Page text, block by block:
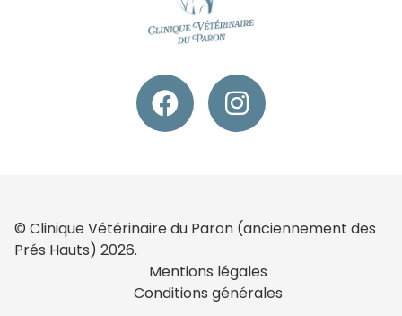
© Clinique Vétérinaire du Paron (anciennement des
Prés Hauts) 2026.
Mentions légales
Conditions générales